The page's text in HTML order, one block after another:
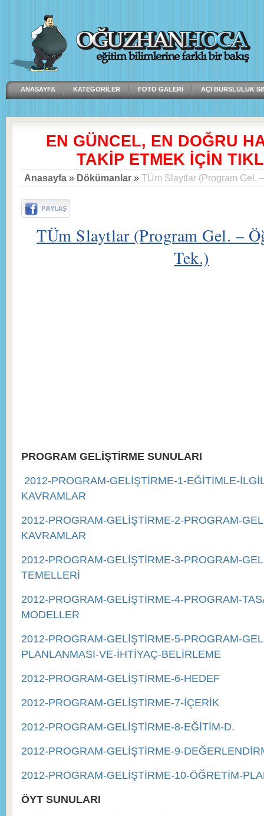
ANASAYFA KATEGORILER FOTO GALERI AÇI BURSLULUK
EN GÜNCEL, EN DOĞRU
TAKİP ETMEK İÇİN
Anasayfa » Dökümanlar » TÜm Slaytlar (Program Gel.
TÜm Slaytlar (Program Gel. –
Tek.)
PROGRAM GELİŞTİRME SUNULARI
2012-PROGRAM-GELİŞTİRME-1-EĞİTİMLE-
KAVRAMLAR
2012-PROGRAM-GELİŞTİRME-2-PROGRAM-
KAVRAMLAR
2012-PROGRAM-GELİŞTİRME-3-PROGRAM-
TEMELLERİ
2012-PROGRAM-GELİŞTİRME-4-PROGRAM-
MODELLER
2012-PROGRAM-GELİŞTİRME-5-PROGRAM-
PLANLANMASI-VE-İHTİYAÇ-BELİRLEME
2012-PROGRAM-GELİŞTİRME-6-HEDEF
2012-PROGRAM-GELİŞTİRME-7-İÇERİK
2012-PROGRAM-GELİŞTİRME-8-EĞİTİM-D.
2012-PROGRAM-GELİŞTİRME-9-
2012-PROGRAM-GELİŞTİRME-10-ÖĞRETİM-
ÖYT SUNULARI